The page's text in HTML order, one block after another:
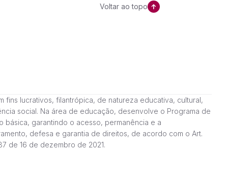
Voltar ao topo
fins lucrativos, filantrópica, de natureza educativa, cultural,
social. Na área de educação, desenvolve o Programa de
básica, garantindo o acesso, permanência e a
defesa e garantia de direitos, de acordo com o Art.
de 16 de dezembro de 2021.